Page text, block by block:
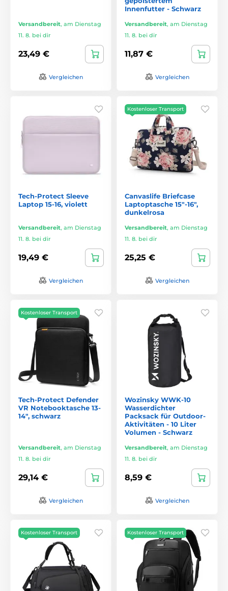
Versandbereit, am Dienstag
11. 8. bei dir
23,49 €
Vergleichen
Innenfutter - Schwarz
Versandbereit, am Dienstag
11. 8. bei dir
11,87 €
Vergleichen
Tech-Protect Sleeve
Laptop 15-16, violett
Versandbereit, am Dienstag
11. 8. bei dir
19,49 €
Vergleichen
Kostenloser Transport
Canvaslife Briefcase
Laptoptasche 15"-16",
dunkelrosa
Versandbereit, am Dienstag
11. 8. bei dir
25,25 €
Vergleichen
Kostenloser Transport
Tech-Protect Defender
VR Notebooktasche 13-
14", schwarz
Versandbereit, am Dienstag
11. 8. bei dir
29,14 €
Vergleichen
Wozinsky WWK-10
Wasserdichter
Packsack für Outdoor-
Aktivitäten - 10 Liter
Volumen - Schwarz
Versandbereit, am Dienstag
11. 8. bei dir
8,59 €
Vergleichen
Kostenloser Transport Kostenloser Transport